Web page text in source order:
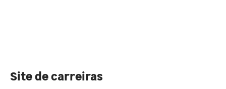
Site de carreiras